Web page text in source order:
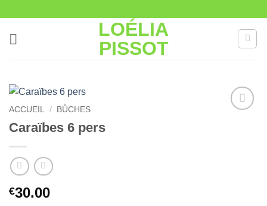
contenu
LOÉLIA
PISSOT
ACCUEIL / BÛCHES
Caraïbes 6 pers
€30.00